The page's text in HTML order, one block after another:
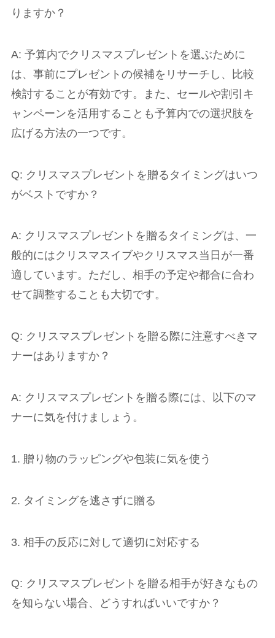
りますか？
A: 予算内でクリスマスプレゼントを選ぶために
は、事前にプレゼントの候補をリサーチし、比較
検討することが有効です。また、セールや割引キ
ャンペーンを活用することも予算内での選択肢を
広げる方法の一つです。
Q: クリスマスプレゼントを贈るタイミングはいつ
がベストですか？
A: クリスマスプレゼントを贈るタイミングは、一
般的にはクリスマスイブやクリスマス当日が一番
適しています。ただし、相手の予定や都合に合わ
せて調整することも大切です。
Q: クリスマスプレゼントを贈る際に注意すべきマ
ナーはありますか？
A: クリスマスプレゼントを贈る際には、以下のマ
ナーに気を付けましょう。
1. 贈り物のラッピングや包装に気を使う
2. タイミングを逃さずに贈る
3. 相手の反応に対して適切に対応する
Q: クリスマスプレゼントを贈る相手が好きなもの
を知らない場合、どうすればいいですか？